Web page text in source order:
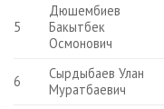
5
Дюшембиев
Бакытбек
Осмонович
6
Сырдыбаев Улан
Муратбаевич